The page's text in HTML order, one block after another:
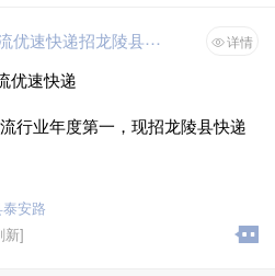
快递招龙陵县加盟商 详情
优速快递
行业年度第一，现招龙陵县快递
安路
新]